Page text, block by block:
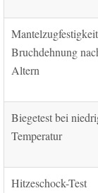
Bruchdehnung
Altern
Biegetest bei
Temperatur
Hitzeschock-Test